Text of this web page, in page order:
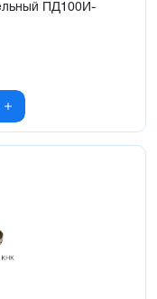
ПД100И-